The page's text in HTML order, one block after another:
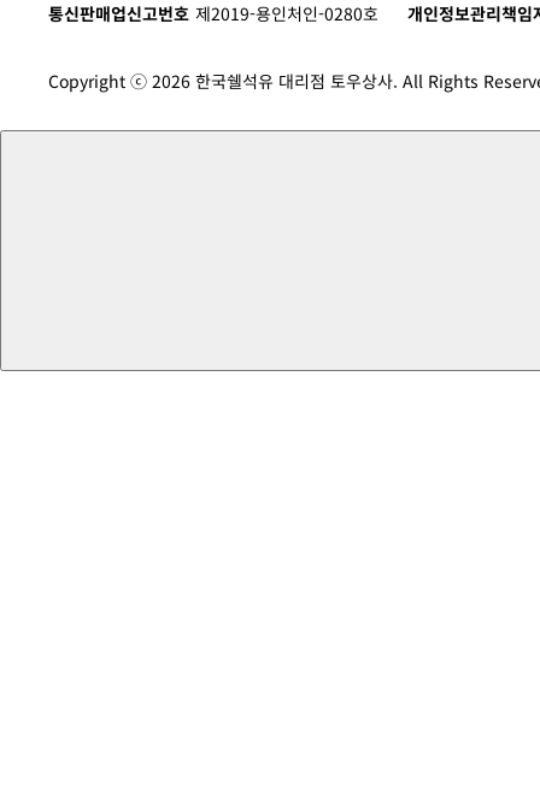
통신판매업신고번호 제2019-용인처인-0280호 개인정보관리책임
Copyright ⓒ 2026 한국쉘석유 대리점 토우상사. All Rights